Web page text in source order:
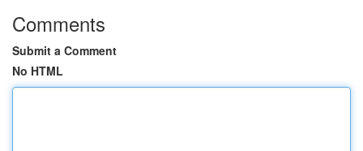
Comments
Submit a Comment
No HTML